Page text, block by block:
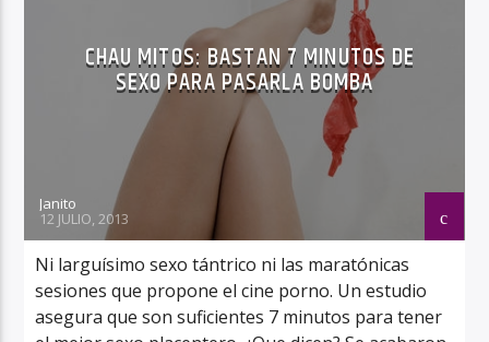
CHAU MITOS: BASTAN 7 MINUTOS DE
SEXO PARA PASARLA BOMBA
Janito
12 JULIO, 2013
Ni larguísimo sexo tántrico ni las maratónicas
sesiones que propone el cine porno. Un estudio
asegura que son suficientes 7 minutos para tener